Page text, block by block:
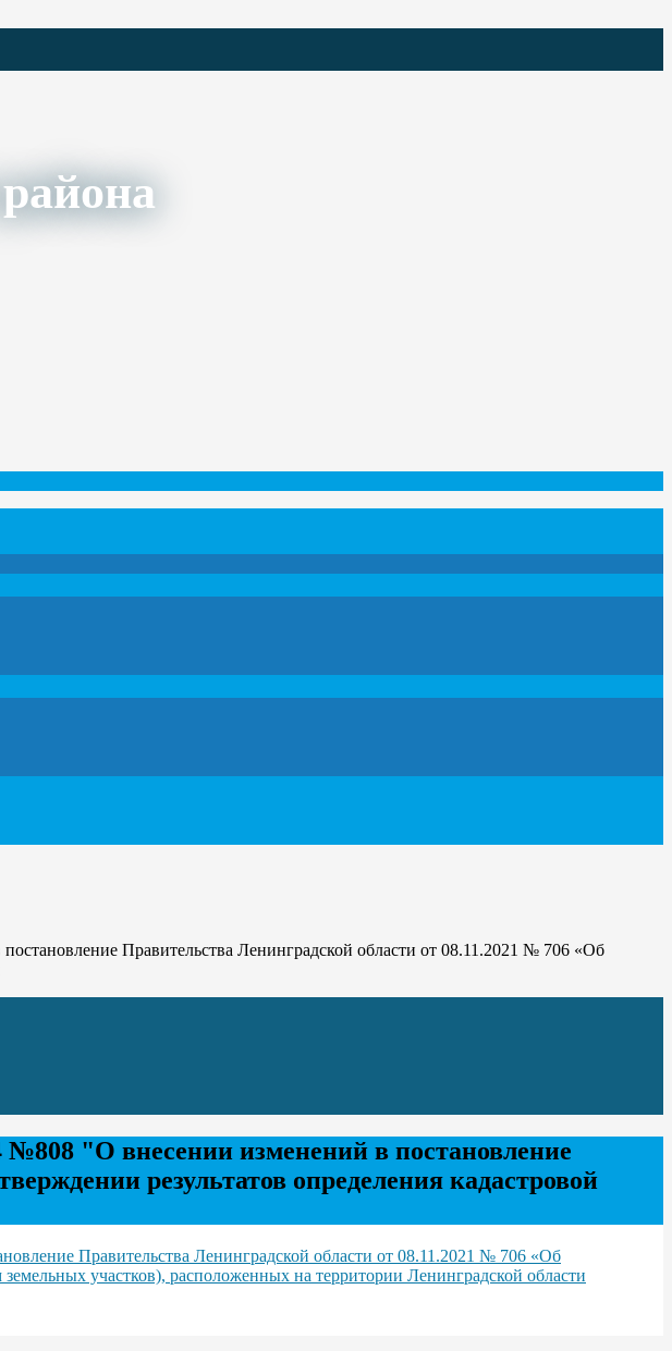
Правительства Ленинградской области от 08.11.2021 № 706 «Об
№808 "О внесении изменений в постановление
результатов определения кадастровой
Правительства Ленинградской области от 08.11.2021 № 706 «Об
участков), расположенных на территории Ленинградской области